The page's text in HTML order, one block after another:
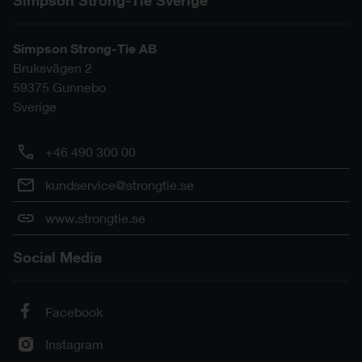
Simpson Strong-Tie AB
Bruksvägen 2
59375 Gunnebo
Sverige
+46 490 300 00
kundservice@strongtie.se
www.strongtie.se
Social Media
Facebook
Instagram